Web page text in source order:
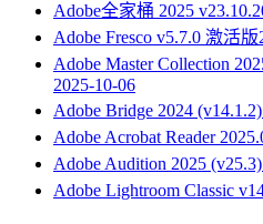
Adobe全家桶 2025
Adobe Fresco v5.7.0 激活版
Adobe Master Collection
2025-10-06
Adobe Bridge 2024
Adobe Acrobat Reader
Adobe Audition 2025
Adobe Lightroom Classic